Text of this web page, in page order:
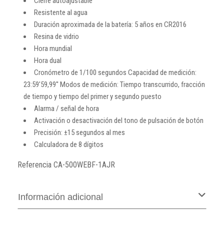
Resistente al agua
Duración aproximada de la batería: 5 años en CR2016
Resina de vidrio
Hora mundial
Hora dual
Cronómetro de 1/100 segundos Capacidad de medición:
23:59'59,99'' Modos de medición: Tiempo transcurrido, fracción
de tiempo y tiempo del primer y segundo puesto
Alarma / señal de hora
Activación o desactivación del tono de pulsación de botón
Precisión: ±15 segundos al mes
Calculadora de 8 dígitos
Referencia CA-500WEBF-1AJR
Información adicional